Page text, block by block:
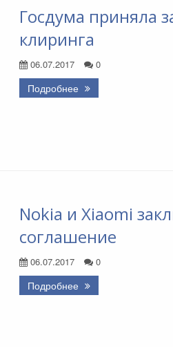
Госдума приняла
клиринга
06.07.2017 0
Подробнее
Nokia и Xiaomi
соглашение
06.07.2017 0
Подробнее